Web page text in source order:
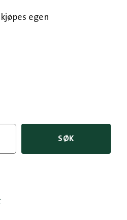
egen
SØK